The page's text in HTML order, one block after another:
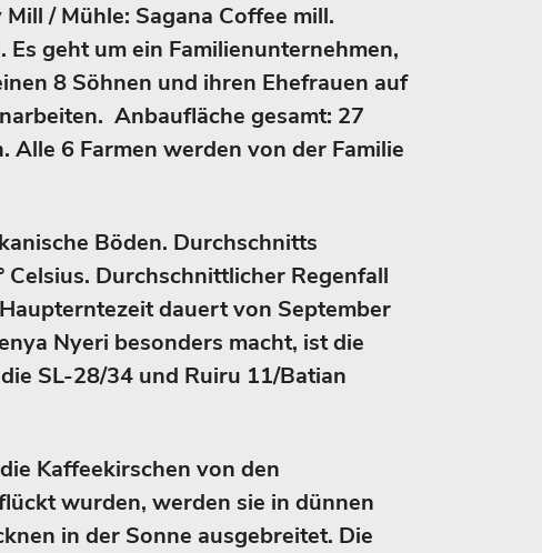
/ Mühle: Sagana Coffee mill.
Es geht um ein Familienunternehmen,
8 Söhnen und ihren Ehefrauen auf
Anbaufläche gesamt: 27
Alle 6 Farmen werden von der Familie
Böden. Durchschnitts
Celsius. Durchschnittlicher Regenfall
dauert von September
Nyeri besonders macht, ist die
SL-28/34 und Ruiru 11/Batian
Kaffeekirschen von den
wurden, werden sie in dünnen
in der Sonne ausgebreitet. Die